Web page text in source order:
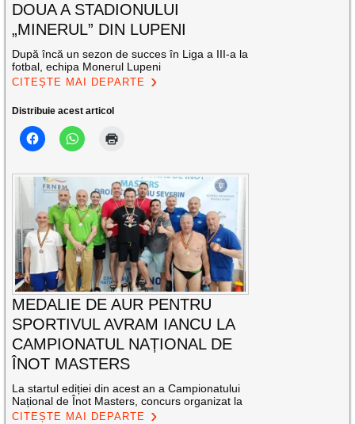
DOUA A STADIONULUI
„MINERUL” DIN LUPENI
După încă un sezon de succes în Liga a III-a la
fotbal, echipa Monerul Lupeni
CITEȘTE MAI DEPARTE
Distribuie acest articol
MEDALIE DE AUR PENTRU
SPORTIVUL AVRAM IANCU LA
CAMPIONATUL NAȚIONAL DE
ÎNOT MASTERS
La startul ediției din acest an a Campionatului
Național de Înot Masters, concurs organizat la
CITEȘTE MAI DEPARTE